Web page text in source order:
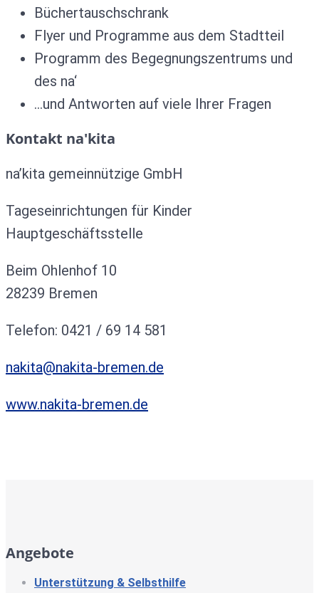
Büchertauschschrank
Flyer und Programme aus dem Stadtteil
Programm des Begegnungszentrums und
des na‘
…und Antworten auf viele Ihrer Fragen
Kontakt na'kita
na’kita gemeinnützige GmbH
Tageseinrichtungen für Kinder
Hauptgeschäftsstelle
Beim Ohlenhof 10
28239 Bremen
Telefon: 0421 / 69 14 581
nakita@nakita-bremen.de
www.nakita-bremen.de
Angebote
Unterstützung & Selbsthilfe